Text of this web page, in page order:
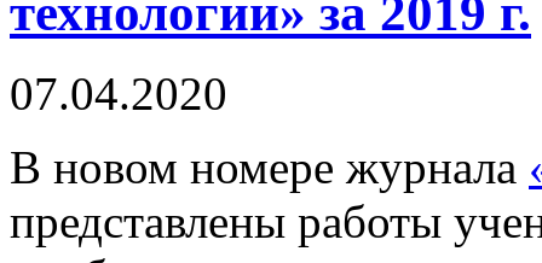
технологии» за 2019 г.
07.04.2020
В новом номере журнала
представлены работы